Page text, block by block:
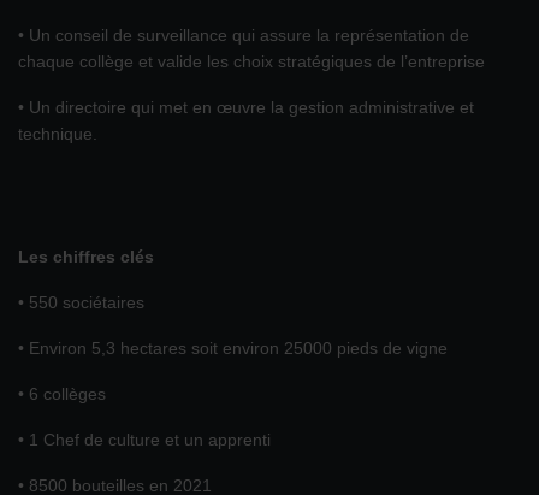
• Un conseil de surveillance qui assure la représentation de
chaque collège et valide les choix stratégiques de l’entreprise
• Un directoire qui met en œuvre la gestion administrative et
technique.
Les chiffres clés
• 550 sociétaires
• Environ 5,3 hectares soit environ 25000 pieds de vigne
• 6 collèges
• 1 Chef de culture et un apprenti
• 8500 bouteilles en 2021